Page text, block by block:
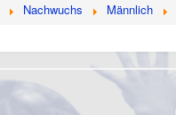
Nachwuchs Männlich